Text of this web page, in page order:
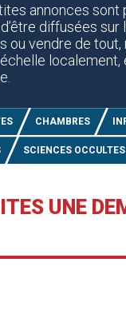
annonces sont
diffusées
ou vendre de
CHAMBRES
SCIENCES OCCULTES
UNE